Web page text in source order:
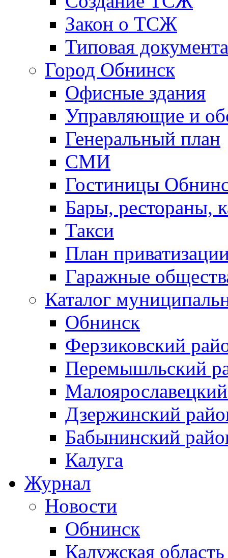
Закон о ТСЖ
Типовая
Город Обнинск
Офисные здания
Управляющие и
Генеральный план
СМИ
Гостиницы
Бары, рестораны,
Такси
План
Гаражные
Каталог
Обнинск
Ферзиковский
Перемышльский
Дзержинский
Бабынинский
Калуга
Журнал
Новости
Обнинск
Калужская область